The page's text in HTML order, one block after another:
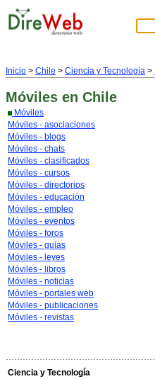
Inicio > Chile > Ciencia y Tecnología >
Móviles en Chile
Móviles
Móviles - asociaciones
Móviles - blogs
Móviles - chats
Móviles - clasificados
Móviles - cursos
Móviles - directorios
Móviles - educación
Móviles - empleo
Móviles - eventos
Móviles - foros
Móviles - guías
Móviles - leyes
Móviles - libros
Móviles - noticias
Móviles - portales web
Móviles - publicaciones
Móviles - revistas
Ciencia y Tecnología